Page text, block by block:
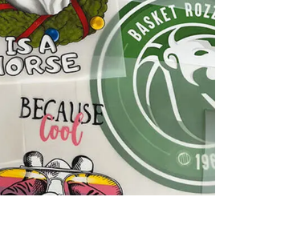
di Moda
/ Giornalai
/ Bar / Discoteche
Eventi / Mercati
Emergenti
Sublimatico vs DTF Direct To
Film